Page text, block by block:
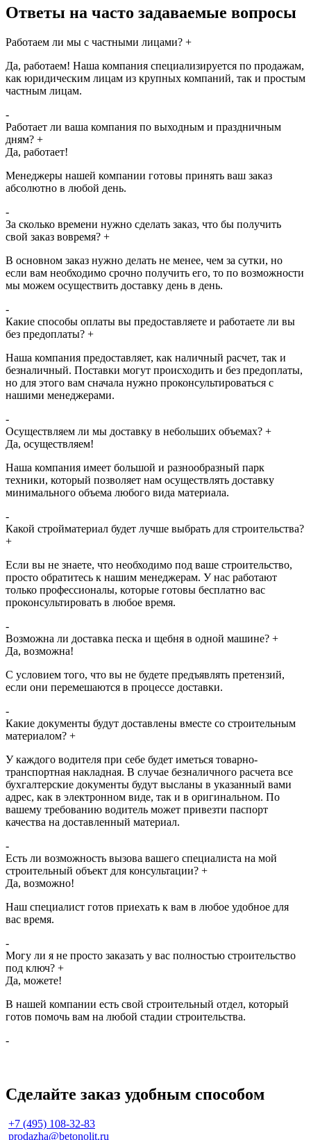
Ответы на часто задаваемые вопросы
Работаем ли мы с частными лицами? +
Да, работаем! Наша компания специализируется по продажам,
как юридическим лицам из крупных компаний, так и простым
частным лицам.
-
Работает ли ваша компания по выходным и праздничным
дням? +
Да, работает!
Менеджеры нашей компании готовы принять ваш заказ
абсолютно в любой день.
-
За сколько времени нужно сделать заказ, что бы получить
свой заказ вовремя? +
В основном заказ нужно делать не менее, чем за сутки, но
если вам необходимо срочно получить его, то по возможности
мы можем осуществить доставку день в день.
-
Какие способы оплаты вы предоставляете и работаете ли вы
без предоплаты? +
Наша компания предоставляет, как наличный расчет, так и
безналичный. Поставки могут происходить и без предоплаты,
но для этого вам сначала нужно проконсультироваться с
нашими менеджерами.
-
Осуществляем ли мы доставку в небольших объемах? +
Да, осуществляем!
Наша компания имеет большой и разнообразный парк
техники, который позволяет нам осуществлять доставку
минимального объема любого вида материала.
-
Какой стройматериал будет лучше выбрать для строительства?
+
Если вы не знаете, что необходимо под ваше строительство,
просто обратитесь к нашим менеджерам. У нас работают
только профессионалы, которые готовы бесплатно вас
проконсультировать в любое время.
-
Возможна ли доставка песка и щебня в одной машине? +
Да, возможна!
С условием того, что вы не будете предъявлять претензий,
если они перемешаются в процессе доставки.
-
Какие документы будут доставлены вместе со строительным
материалом? +
У каждого водителя при себе будет иметься товарно-
транспортная накладная. В случае безналичного расчета все
бухгалтерские документы будут высланы в указанный вами
адрес, как в электронном виде, так и в оригинальном. По
вашему требованию водитель может привезти паспорт
качества на доставленный материал.
-
Есть ли возможность вызова вашего специалиста на мой
строительный объект для консультации? +
Да, возможно!
Наш специалист готов приехать к вам в любое удобное для
вас время.
-
Могу ли я не просто заказать у вас полностью строительство
под ключ? +
Да, можете!
В нашей компании есть свой строительный отдел, который
готов помочь вам на любой стадии строительства.
-
Сделайте заказ удобным способом
+7 (495) 108-32-83
prodazha@betonolit.ru